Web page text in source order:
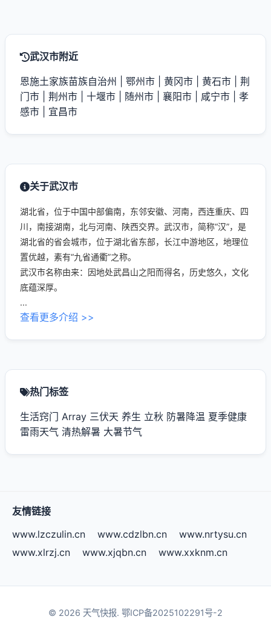
武汉市附近
恩施土家族苗族自治州 鄂州市 黄冈市 黄石市
荆
门市
荆州市 十堰市 随州市 襄阳市 咸宁市
孝
感市
宜昌市
关于武汉市
湖北省，位于中国中部偏南，东邻安徽、河南，西连重庆、四
川，南接湖南，北与河南、陕西交界。武汉市，简称“汉”，是
湖北省的省会城市，位于湖北省东部，长江中游地区，地理位
置优越，素有“九省通衢”之称。
武汉市名称由来：因地处武昌山之阳而得名，历史悠久，文化
底蕴深厚。
...
查看更多介绍 >>
热门标签
生活窍门 Array 三伏天 养生 立秋 防暑降温 夏季健康
雷雨天气 清热解暑 大暑节气
友情链接
www.lzczulin.cn
www.cdzlbn.cn
www.nrtysu.cn
www.xlrzj.cn
www.xjqbn.cn www.xxknm.cn
© 2026 天气快报. 鄂ICP备2025102291号-2